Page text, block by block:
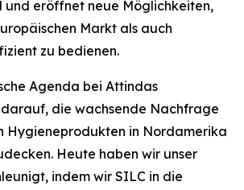
eröffnet neue Möglichkeiten,
Markt als auch
zu bedienen.
Agenda bei Attindas
die wachsende Nachfrage
Hygieneprodukten in Nordamerika
Heute haben wir unser
indem wir SILC in die